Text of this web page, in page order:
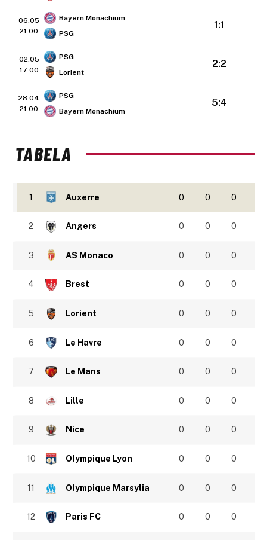
06.05
21:00
Bayern Monachium
PSG
1:1
02.05
17:00
PSG
Lorient
2:2
28.04
21:00
PSG
Bayern Monachium
5:4
TABELA
1 Auxerre 0 0 0
2 Angers 0 0 0
3 AS Monaco 0 0 0
4 Brest 0 0 0
5 Lorient 0 0 0
6 Le Havre 0 0 0
7 Le Mans 0 0 0
8 Lille 0 0 0
9 Nice 0 0 0
10 Olympique Lyon 0 0 0
11 Olympique Marsylia 0 0 0
12 Paris FC 0 0 0